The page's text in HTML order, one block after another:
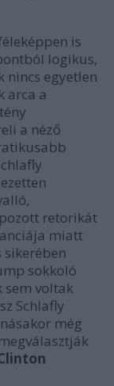
is
logikus,
nincs egyetlen
arca a
a néző
retorikát
miatt
sikerében
sokkoló
sem voltak
Schlafly
még